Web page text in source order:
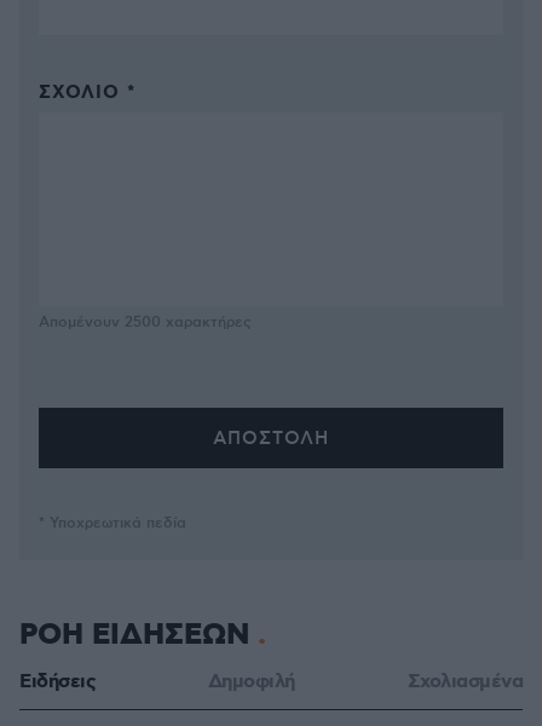
ΣΧΌΛΙΟ *
Απομένουν 2500 χαρακτήρες
* Υποχρεωτικά πεδία
ΡΟΗ ΕΙΔΗΣΕΩΝ
Ειδήσεις Δημοφιλή Σχολιασμένα